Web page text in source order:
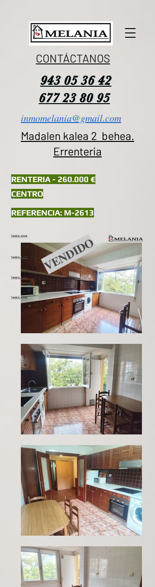
943 05 36 42
Madalen kalea 2 behea.
Errenteria
inmomelania@gmail.com
677 23 80 95
CONTÁCTANOS
RENTERIA - 260.000 €
CENTRO
REFERENCIA: M-2613
VENDIDO